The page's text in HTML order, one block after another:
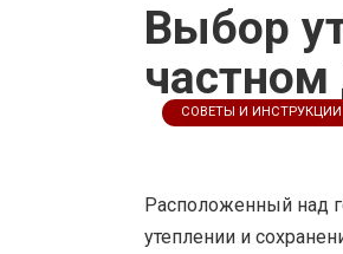
Выбор
СОВЕТЫ И ИНСТРУКЦИИ
Расположенный над
утеплении и